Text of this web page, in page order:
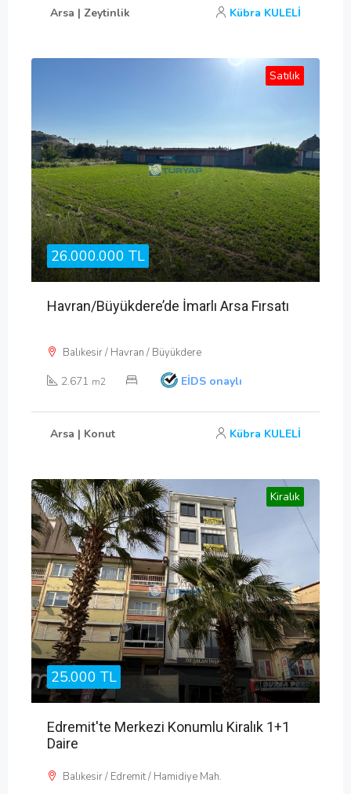
Arsa | Zeytinlik Kübra KULELİ
Satılık
26.000.000 TL
Havran/Büyükdere’de İmarlı Arsa Fırsatı
Balıkesir / Havran / Büyükdere
2.671 m2 EİDS onaylı
Arsa | Konut Kübra KULELİ
Kiralık
25.000 TL
Edremit'te Merkezi Konumlu Kiralık 1+1
Daire
Balıkesir / Edremit / Hamidiye Mah.